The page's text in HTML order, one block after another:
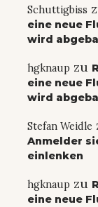
Schuttigbiss
eine neue
wird
hgknaup zu
eine neue
wird
Stefan Weidle
Anmelder
einlenken
hgknaup zu
eine neue